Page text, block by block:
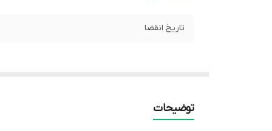
تاریخ انقضا
توضیحات